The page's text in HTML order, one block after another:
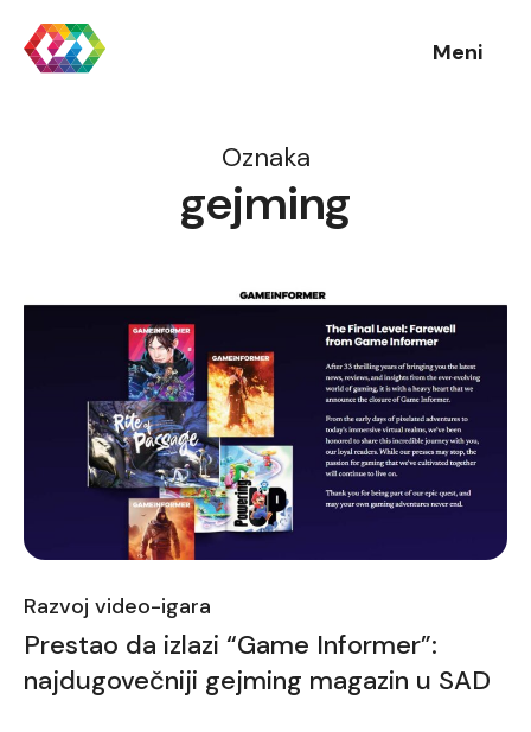
Meni
Oznaka
gejming
Razvoj video-igara
Prestao da izlazi “Game Informer”:
najdugovečniji gejming magazin u SAD